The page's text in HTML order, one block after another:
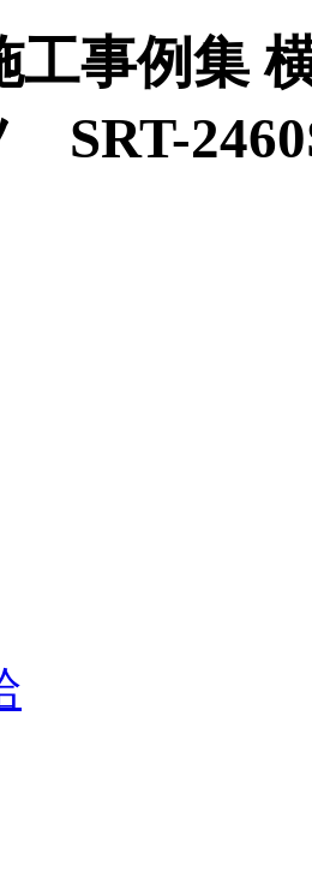
工事例集
SRT-